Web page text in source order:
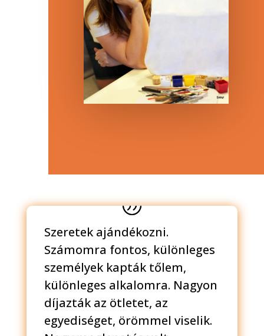
Szeretek ajándékozni.
Számomra fontos, különleges
személyek kapták tőlem,
különleges alkalomra. Nagyon
díjazták az ötletet, az
egyediséget, örömmel viselik.